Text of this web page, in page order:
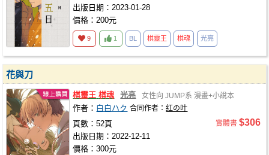
出版日期：2023-01-28
價格：200元
9 1 BL 棋靈王 棋魂 光亮
花與刀
棋靈王 棋魂 光亮 女性向 JUMP系 漫畫+小說本
作者： 白白ハク 合同作者：红の叶
頁數：52頁
出版日期：2022-12-11
價格：300元
實體書 $306